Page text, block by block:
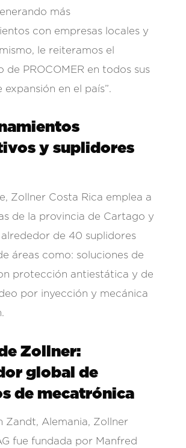
más
con empresas locales y
le reiteramos el
de PROCOMER en todos sus
expansión en el país”.
y suplidores
Zollner Costa Rica emplea a
de la provincia de Cartago y
de 40 suplidores
áreas como: soluciones de
protección antiestática y de
por inyección y mecánica
Zollner:
global de
de mecatrónica
Zandt, Alemania, Zollner
fue fundada por Manfred